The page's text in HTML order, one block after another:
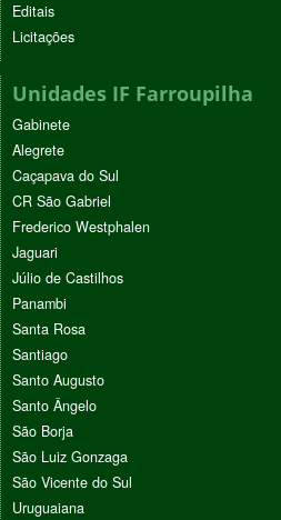
Editais
Licitações
Unidades IF Farroupilha
Gabinete
Alegrete
Caçapava do Sul
CR São Gabriel
Frederico Westphalen
Jaguari
Júlio de Castilhos
Panambi
Santa Rosa
Santiago
Santo Augusto
Santo Ângelo
São Borja
São Luiz Gonzaga
São Vicente do Sul
Uruguaiana